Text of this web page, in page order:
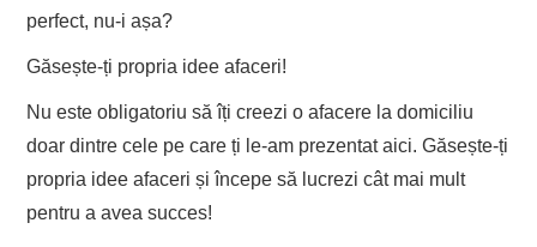
perfect, nu-i așa?
Găsește-ți propria idee afaceri!
Nu este obligatoriu să îți creezi o afacere la domiciliu
doar dintre cele pe care ți le-am prezentat aici. Găsește-ți
propria idee afaceri și începe să lucrezi cât mai mult
pentru a avea succes!